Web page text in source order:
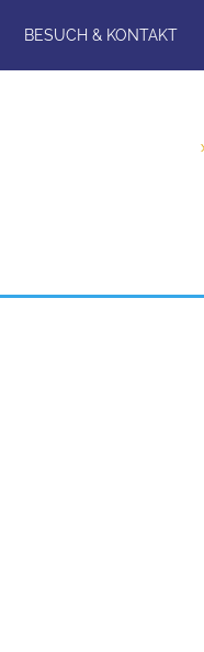
BESUCH & KONTAKT